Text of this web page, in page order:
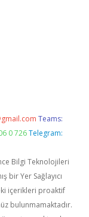
Teams:
0 726 Telegram:
Bilgi Teknolojileri
bir Yer Sağlayıcı
içerikleri proaktif
bulunmamaktadır.